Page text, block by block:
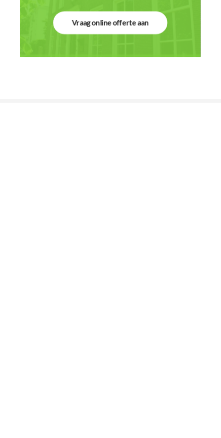
Vraag online offerte aan